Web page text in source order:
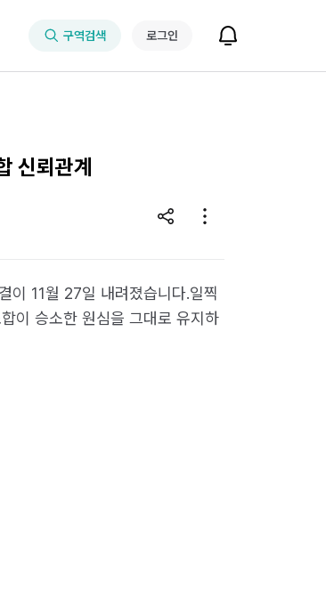
구역검색 로그인
신뢰관계
이 11월 27일 내려졌습니다.일찍
이 승소한 원심을 그대로 유지하